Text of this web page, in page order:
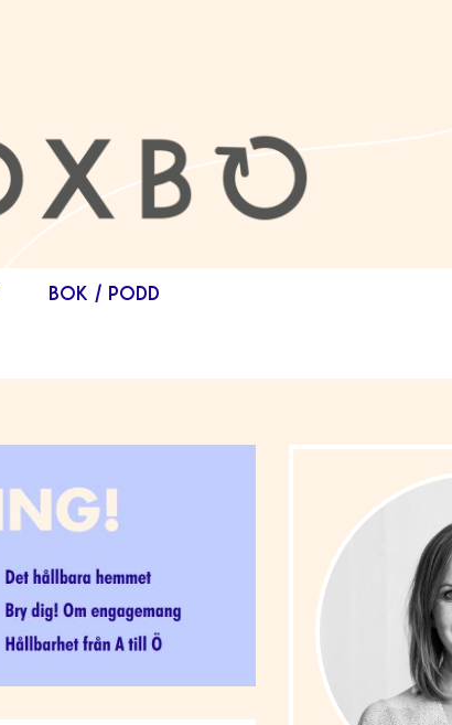
BOK / PODD